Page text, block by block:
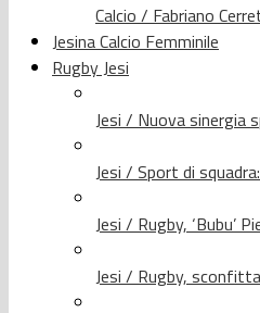
Calcio / Fabriano
Jesina Calcio Femminile
Rugby Jesi
Jesi / Nuova sinergia
Jesi / Sport di
Jesi / Rugby, ‘Bubu’
Jesi / Rugby,